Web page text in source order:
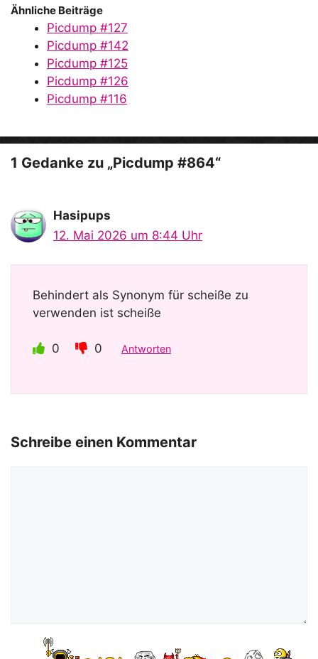
Ähnliche Beiträge
Picdump #127
Picdump #142
Picdump #125
Picdump #126
Picdump #116
1 Gedanke zu „Picdump #864“
Hasipups
12. Mai 2026 um 8:44 Uhr
Behindert als Synonym für scheiße zu
verwenden ist scheiße
0 0 Antworten
Schreibe einen Kommentar